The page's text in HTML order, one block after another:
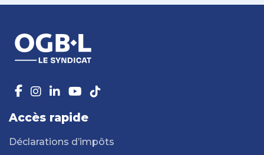
Accès rapide
Déclarations d’impôts